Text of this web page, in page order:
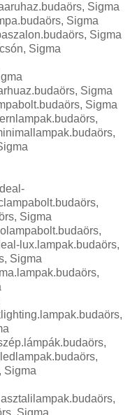
Sigma
Sigma
Sigma
Sigma
Sigma
Sigma
Sigma
lux.lampak.budaörs,
Sigma
Sigma